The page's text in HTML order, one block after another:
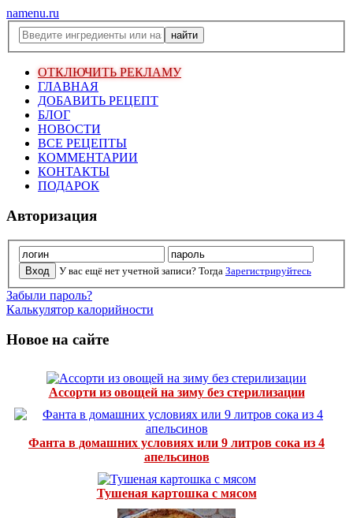
namenu.ru
ОТКЛЮЧИТЬ РЕКЛАМУ
ГЛАВНАЯ
ДОБАВИТЬ РЕЦЕПТ
БЛОГ
НОВОСТИ
ВСЕ РЕЦЕПТЫ
КОММЕНТАРИИ
КОНТАКТЫ
ПОДАРОК
Авторизация
У вас ещё нет учетной записи? Тогда Зарегистрируйтесь
Забыли пароль?
Калькулятор калорийности
Новое на сайте
Ассорти из овощей на зиму без стерилизации
Фанта в домашних условиях или 9 литров сока из 4
апельсинов
Тушеная картошка с мясом